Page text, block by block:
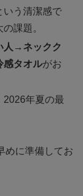
いう清潔感で
課題。
人→ネックク
感タオルがお
2026年夏の最
めに準備してお